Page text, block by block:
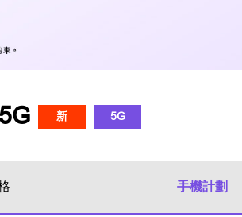
新 5G
手機計劃